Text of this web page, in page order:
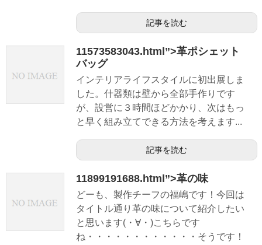
記事を読む
11573583043.html”>革ポシェット
バッグ
インテリアライフスタイルに初出展しま
した。什器類は壁から全部手作りです
が、設営に３時間ほどかかり、次はもっ
と早く組み立てできる方法を考えます...
記事を読む
11899191688.html”>革の味
どーも、製作チーフの福嶋です！今回は
タイトル通り革の味について紹介したい
と思います(・∀・)こちらです
ね・・・・・・・・・・・・そうです！